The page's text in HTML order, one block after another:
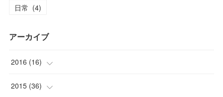
日常 (4)
アーカイブ
2016 (16)
(1)
2015 (36)